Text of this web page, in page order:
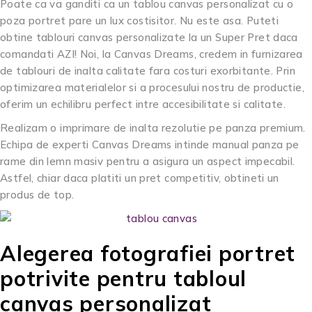
Poate ca va ganditi ca un tablou canvas personalizat cu o
poza portret pare un lux costisitor. Nu este asa. Puteti
obtine tablouri canvas personalizate la un Super Pret daca
comandati AZI! Noi, la Canvas Dreams, credem in furnizarea
de tablouri de inalta calitate fara costuri exorbitante. Prin
optimizarea materialelor si a procesului nostru de productie,
oferim un echilibru perfect intre accesibilitate si calitate.
Realizam o imprimare de inalta rezolutie pe panza premium.
Echipa de experti Canvas Dreams intinde manual panza pe
rame din lemn masiv pentru a asigura un aspect impecabil.
Astfel, chiar daca platiti un pret competitiv, obtineti un
produs de top.
Alegerea fotografiei portret
potrivite pentru tabloul
canvas personalizat